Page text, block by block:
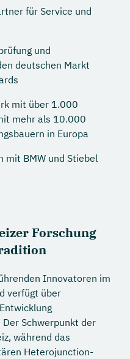
für Service und
und
deutschen Markt
mit über 1.000
mehr als 10.000
in Europa
mit BMW und Stiebel
Forschung
Innovatoren im
verfügt über
Schwerpunkt der
während das
Heterojunction-